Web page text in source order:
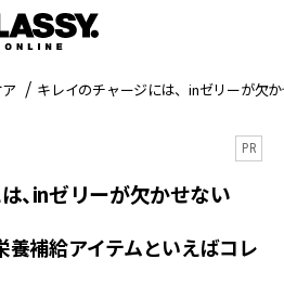
キレイのチャージには、inゼリーが欠
PR
、inゼリーが欠かせない
養補給アイテムといえばコレ